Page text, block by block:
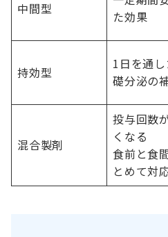
中間型
た効果
持効型
1日を通
礎分泌の
混合製剤
投与回数
くなる
食前と食
とめて対